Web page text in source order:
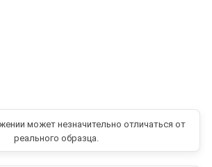
может незначительно отличаться от
реального образца.